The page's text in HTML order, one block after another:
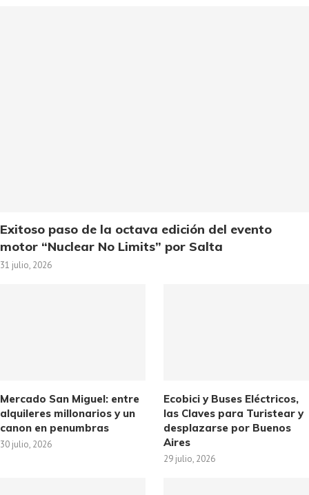
Exitoso paso de la octava edición del evento
motor “Nuclear No Limits” por Salta
31 julio, 2026
Mercado San Miguel: entre
alquileres millonarios y un
canon en penumbras
30 julio, 2026
Ecobici y Buses Eléctricos,
las Claves para Turistear y
desplazarse por Buenos
Aires
29 julio, 2026